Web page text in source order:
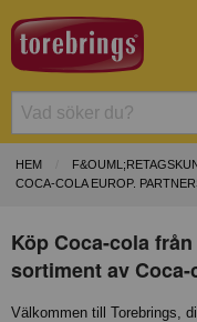
HEM
COCA-COLA EUROP.
Köp Coca-cola
sortiment av Coca-
Välkommen till Torebrings,